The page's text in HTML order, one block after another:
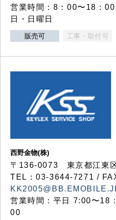
営業時間：8：00〜18：
日・日曜日
販売可 工事・取付可
西野金物(株)
〒136-0073 東京都江東
TEL：03‐3644‐7271 /
営業時間：平日 7:00〜18
00